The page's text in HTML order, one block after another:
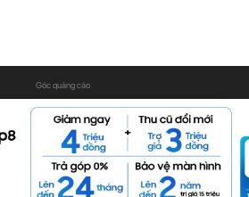
Góc quảng cáo